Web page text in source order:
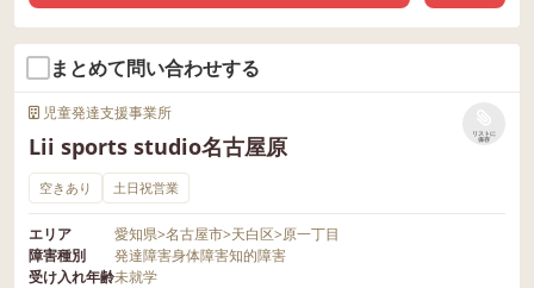
まとめて問い合わせする
児童発達支援事業所
Lii sports studio名古屋原
リストに
保存
空きあり 土日祝営業
エリア 愛知県>名古屋市>天白区>原一丁目
障害種別
発達障害身体障害知的障害
受け入れ年齢未就学